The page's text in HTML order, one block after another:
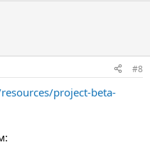
#8
project-beta-